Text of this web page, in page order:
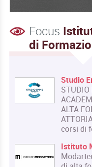
Focus
di
Studio
STUDIO
ALTA
corsi di
Istituto